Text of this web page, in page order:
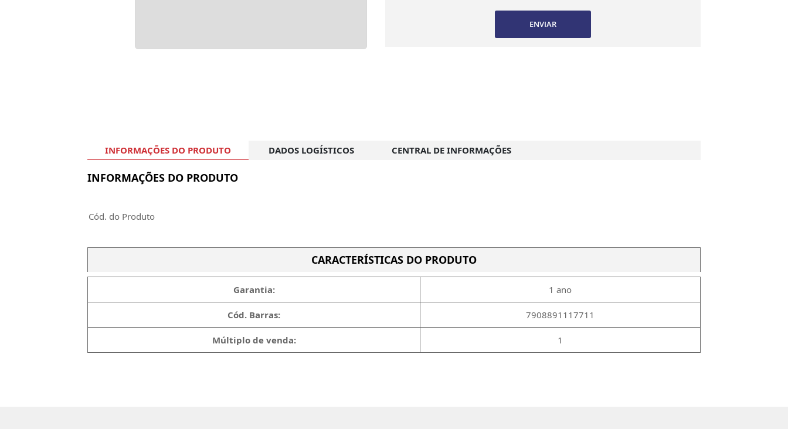
ENVIAR
INFORMAÇÕES DO PRODUTO DADOS LOGÍSTICOS CENTRAL DE INFORMAÇÕES
INFORMAÇÕES DO PRODUTO
Cód. do Produto
CARACTERÍSTICAS DO PRODUTO
Garantia: 1 ano
Cód. Barras: 7908891117711
Múltiplo de venda: 1